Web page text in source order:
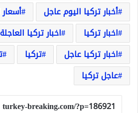
أخبار تركيا اليوم عاجل
اخبار تركيا
اخبار تركيا العاجلة
اخبار تركيا عاجل
تركيا
عاجل تركيا